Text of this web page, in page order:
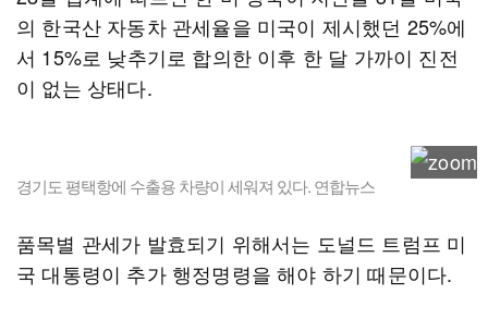
의 한국산 자동차 관세율을 미국이 제시했던 25%에
서 15%로 낮추기로 합의한 이후 한 달 가까이 진전
이 없는 상태다.
경기도 평택항에 수출용 차량이 세워져 있다. 연합뉴스
품목별 관세가 발효되기 위해서는 도널드 트럼프 미
국 대통령이 추가 행정명령을 해야 하기 때문이다.